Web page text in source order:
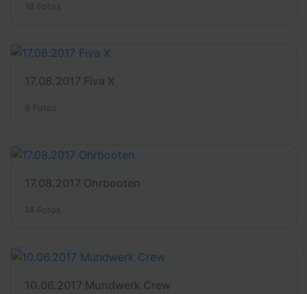
18 Fotos
17.08.2017 Fiva X
9 Fotos
17.08.2017 Ohrbooten
14 Fotos
10.06.2017 Mundwerk Crew